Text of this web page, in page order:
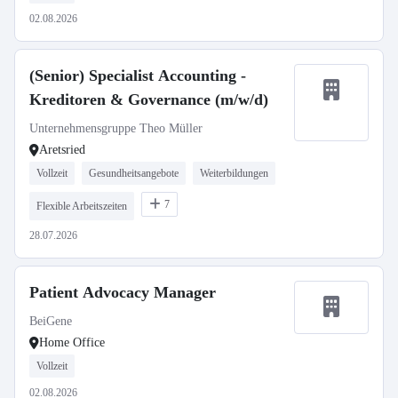
02.08.2026
(Senior) Specialist Accounting -
Kreditoren & Governance (m/w/d)
Unternehmensgruppe Theo Müller
Aretsried
Vollzeit Gesundheitsangebote Weiterbildungen
Flexible Arbeitszeiten 7
28.07.2026
Patient Advocacy Manager
BeiGene
Home Office
Vollzeit
02.08.2026